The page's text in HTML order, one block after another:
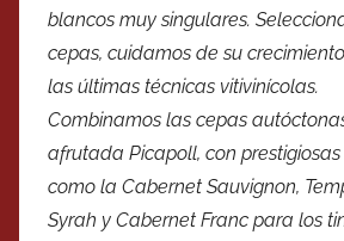
blancos muy singulares.
cepas, cuidamos de su
las últimas técnicas vitivinícolas.
Combinamos las cepas
afrutada Picapoll, con
como la Cabernet Sauvignon,
Syrah y Cabernet Franc para los